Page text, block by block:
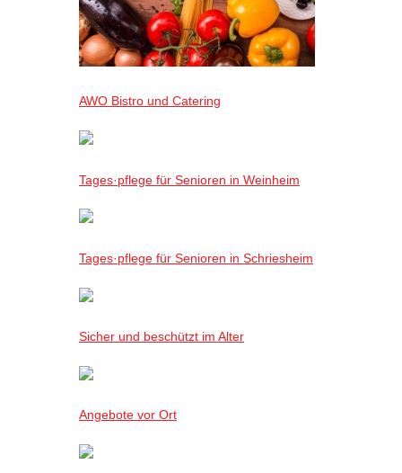
AWO Bistro und Catering
Tages·pflege für Senioren in Weinheim
Tages·pflege für Senioren in Schriesheim
Sicher und beschützt im Alter
Angebote vor Ort